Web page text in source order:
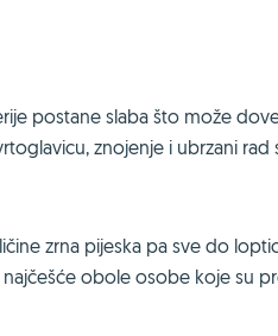
postane slaba što može
znojenje i ubrzani rad
zrna pijeska pa sve do
obole osobe koje su